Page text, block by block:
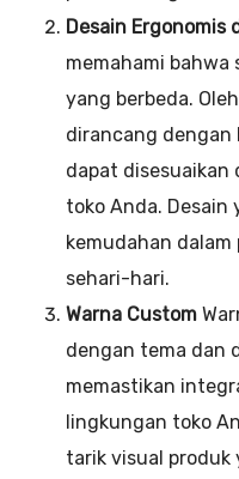
Desain Ergonomis
memahami
yang berbeda.
dirancang dengan
dapat disesuaikan
toko Anda. Desain
kemudahan
sehari-hari.
Warna Custom
dengan tema dan
memastikan
lingkungan toko
tarik visual produk